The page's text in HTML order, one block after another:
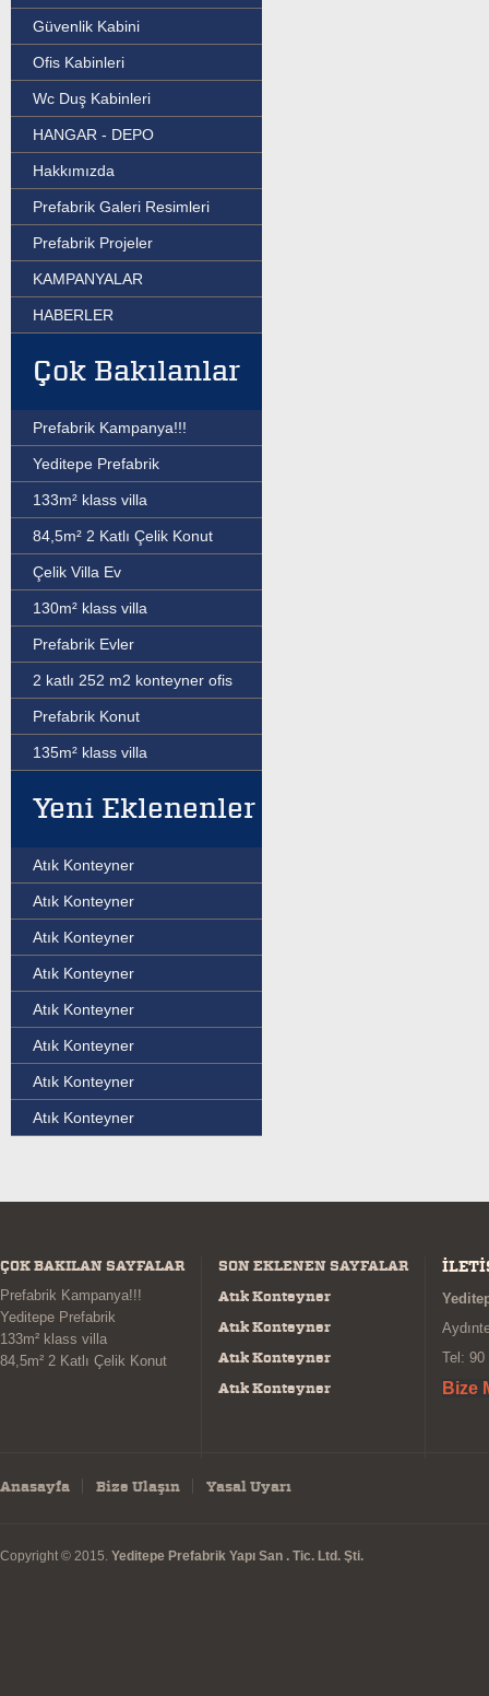
Güvenlik Kabini
Ofis Kabinleri
Wc Duş Kabinleri
HANGAR - DEPO
Hakkımızda
Prefabrik Galeri Resimleri
Prefabrik Projeler
KAMPANYALAR
HABERLER
Çok Bakılanlar
Prefabrik Kampanya!!!
Yeditepe Prefabrik
133m² klass villa
84,5m² 2 Katlı Çelik Konut
Çelik Villa Ev
130m² klass villa
Prefabrik Evler
2 katlı 252 m2 konteyner ofis
Prefabrik Konut
135m² klass villa
Yeni Eklenenler
Atık Konteyner
Atık Konteyner
Atık Konteyner
Atık Konteyner
Atık Konteyner
Atık Konteyner
Atık Konteyner
Atık Konteyner
ÇOK BAKILAN SAYFALAR
Prefabrik Kampanya!!!
Yeditepe Prefabrik
133m² klass villa
84,5m² 2 Katlı Çelik Konut
SON EKLENEN SAYFALAR
Atık Konteyner
Atık Konteyner
Atık Konteyner
Atık Konteyner
Tel: 90
Bize
Anasayfa Bize Ulaşın Yasal Uyarı
Copyright © 2015. Yeditepe Prefabrik Yapı San . Tic. Ltd. Şti.